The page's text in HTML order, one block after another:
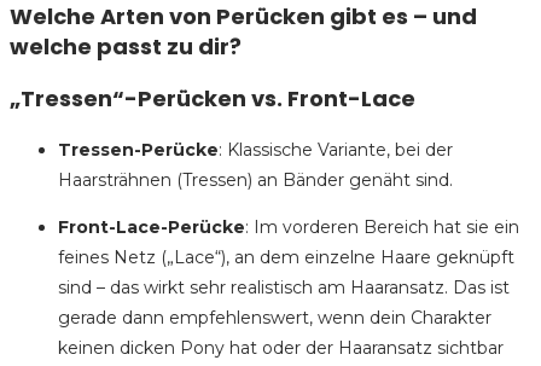
Welche Arten von Perücken gibt es – und
welche passt zu dir?
„Tressen“-Perücken vs. Front-Lace
Tressen-Perücke: Klassische Variante, bei der
Haarsträhnen (Tressen) an Bänder genäht sind.
Front-Lace-Perücke: Im vorderen Bereich hat sie ein
feines Netz („Lace“), an dem einzelne Haare geknüpft
sind – das wirkt sehr realistisch am Haaransatz. Das ist
gerade dann empfehlenswert, wenn dein Charakter
keinen dicken Pony hat oder der Haaransatz sichtbar